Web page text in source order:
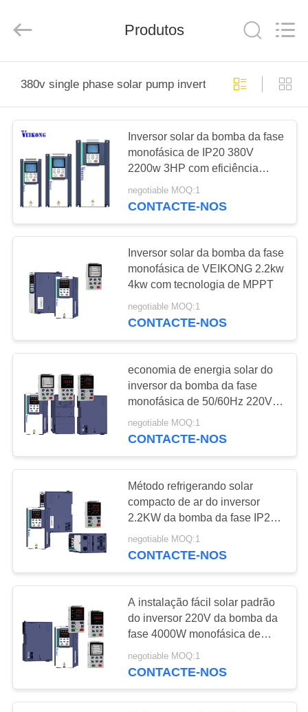
PRODUTOS
VÍDEOS
SOBRE
NÓS
TOUR
PELA
FÁBRICA
CONTROLE
QUALIDADE
EM
CONTATO
CONOSCO
PEÇA
UMAS
CITAÇÕES
MAPA
DO
SITE
Electric
Rights
Produtos
380v single phase solar pump inverter
Inversor solar da bomba da fase
monofásica de IP20 380V
2200w 3HP com eficiência
elevada MPPT
negotiable MOQ:1
CONTACTE-NOS
Inversor solar da bomba da fase
monofásica de VEIKONG 2.2kw
4kw com tecnologia de MPPT
negotiable MOQ:1
CONTACTE-NOS
economia de energia solar do
inversor da bomba da fase
monofásica de 50/60Hz 220V
1500W
negotiable MOQ:1
CONTACTE-NOS
Método refrigerando solar
compacto de ar do inversor
2.2KW da bomba da fase IP20
monofásica
negotiable MOQ:1
CONTACTE-NOS
A instalação fácil solar padrão
do inversor 220V da bomba da
fase 4000W monofásica de
ROHS
negotiable MOQ:1
CONTACTE-NOS